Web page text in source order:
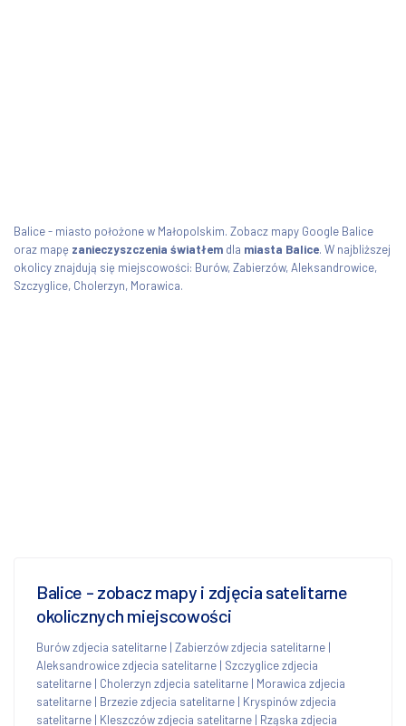
Balice - miasto położone w Małopolskim. Zobacz mapy Google Balice
oraz mapę zanieczyszczenia światłem dla miasta Balice. W najbliższej
okolicy znajdują się miejscowości: Burów, Zabierzów, Aleksandrowice,
Szczyglice, Cholerzyn, Morawica.
Balice - zobacz mapy i zdjęcia satelitarne
okolicznych miejscowości
Burów zdjecia satelitarne | Zabierzów zdjecia satelitarne |
Aleksandrowice zdjecia satelitarne | Szczyglice zdjecia
satelitarne | Cholerzyn zdjecia satelitarne | Morawica zdjecia
satelitarne | Brzezie zdjecia satelitarne | Kryspinów zdjecia
satelitarne | Kleszczów zdjecia satelitarne | Rząska zdjecia